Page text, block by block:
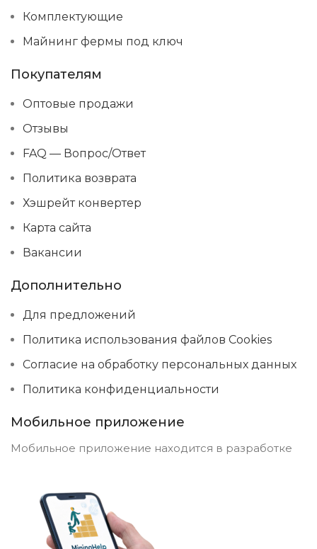
Комплектующие
Майнинг фермы под ключ
Покупателям
Оптовые продажи
Отзывы
FAQ — Вопрос/Ответ
Политика возврата
Хэшрейт конвертер
Карта сайта
Вакансии
Дополнительно
Для предложений
Политика использования файлов Cookies
Согласие на обработку персональных данных
Политика конфиденциальности
Мобильное приложение
Мобильное приложение находится в разработке